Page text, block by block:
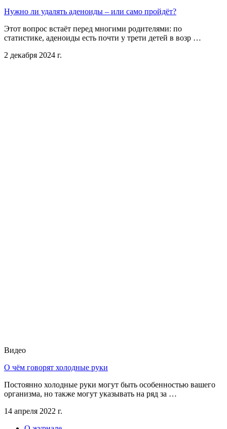
Нужно ли удалять аденоиды – или само пройдёт?
Этот вопрос встаёт перед многими родителями: по
статистике, аденоиды есть почти у трети детей в возр …
2 декабря 2024 г.
Видео
О чём говорят холодные руки
Постоянно холодные руки могут быть особенностью вашего
организма, но также могут указывать на ряд за …
14 апреля 2022 г.